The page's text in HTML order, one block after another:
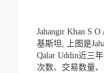
Jahangir Khan S
基斯坦,
上图是
Qalar Uddin近三
次数、交易数量